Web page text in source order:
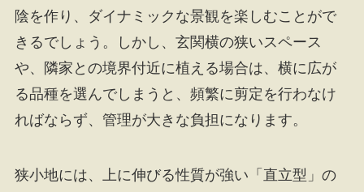
陰を作り、ダイナミックな景観を楽しむことがで
きるでしょう。しかし、玄関横の狭いスペース
や、隣家との境界付近に植える場合は、横に広が
る品種を選んでしまうと、頻繁に剪定を行わなけ
ればならず、管理が大きな負担になります。
狭小地には、上に伸びる性質が強い「直立型」の